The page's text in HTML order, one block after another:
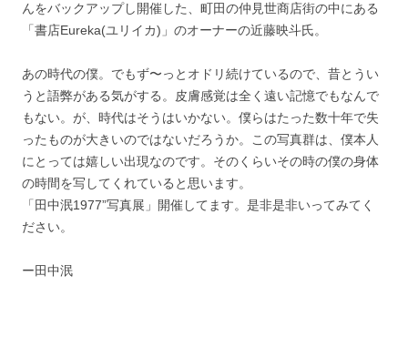
んをバックアップし開催した、町田の仲見世商店街の中にある
「書店Eureka(ユリイカ)」のオーナーの近藤映斗氏。
あの時代の僕。でもず〜っとオドリ続けているので、昔とうい
うと語弊がある気がする。皮膚感覚は全く遠い記憶でもなんで
もない。が、時代はそうはいかない。僕らはたった数十年で失
ったものが大きいのではないだろうか。この写真群は、僕本人
にとっては嬉しい出現なのです。そのくらいその時の僕の身体
の時間を写してくれていると思います。
「田中泯1977”写真展」開催してます。是非是非いってみてく
ださい。
ー田中泯